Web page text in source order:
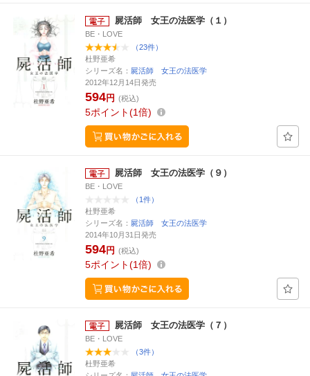
屍活師 女王の法医学（１）
BE・LOVE
（23件）
杜野亜希
シリーズ名： 屍活師 女王の法医学
2012年12月14日発売
594円 (税込)
5ポイント 1倍
屍活師 女王の法医学（９）
BE・LOVE
（1件）
杜野亜希
シリーズ名： 屍活師 女王の法医学
2014年10月31日発売
594円 (税込)
5ポイント 1倍
屍活師 女王の法医学（７）
BE・LOVE
（3件）
杜野亜希